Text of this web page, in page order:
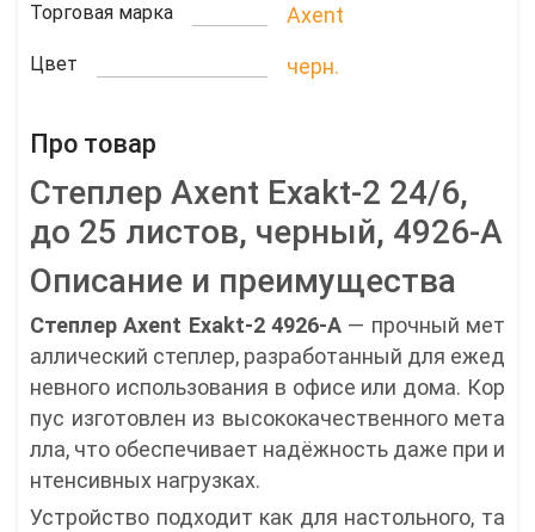
Торговая марка Axent
Цвет черн.
Про товар
Степлер Axent Exakt-2 24/6,
до 25 листов, черный, 4926-A
Описание и преимущества
Степлер Axent Exakt-2 4926-A — прочный мет
аллический степлер, разработанный для ежед
невного использования в офисе или дома. Кор
пус изготовлен из высококачественного мета
лла, что обеспечивает надёжность даже при и
нтенсивных нагрузках.
Устройство подходит как для настольного, та